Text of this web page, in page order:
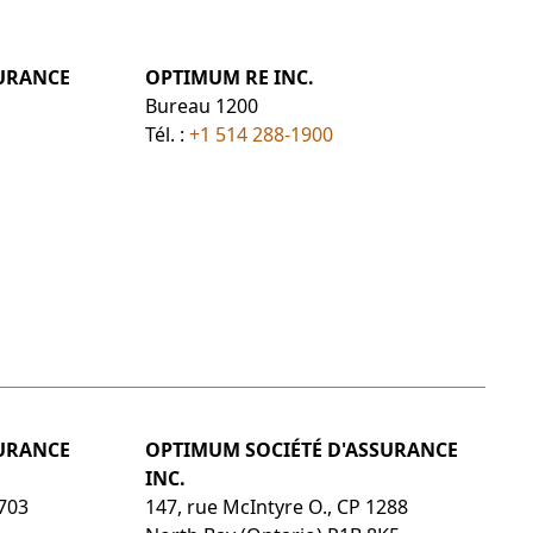
OPTIMUM RE INC.
Bureau 1200
Tél. : +1 514 288-1900
OPTIMUM SOCIÉTÉ D'ASSURANCE
INC.
147, rue McIntyre O., CP 1288